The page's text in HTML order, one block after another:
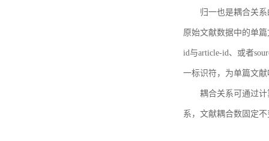
归一也是耦合关
原始文献数据中的单篇
id与article-id、或者
一标识符，为单篇文
耦合关系可通过
系，文献耦合数固定不